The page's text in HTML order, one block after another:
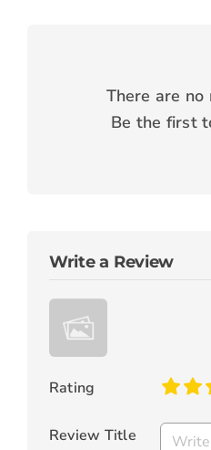
There are
Be the first
Write a Review
Rating
Review Title